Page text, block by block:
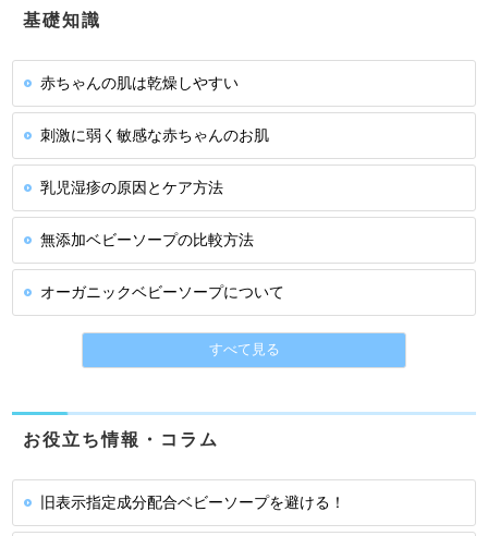
基礎知識
赤ちゃんの肌は乾燥しやすい
刺激に弱く敏感な赤ちゃんのお肌
乳児湿疹の原因とケア方法
無添加ベビーソープの比較方法
オーガニックベビーソープについて
すべて見る
お役立ち情報・コラム
旧表示指定成分配合ベビーソープを避ける！